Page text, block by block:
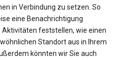
in Verbindung zu setzen. So
eine Benachrichtigung
feststellen, wie einen
Standort aus in Ihrem
könnten wir Sie auch